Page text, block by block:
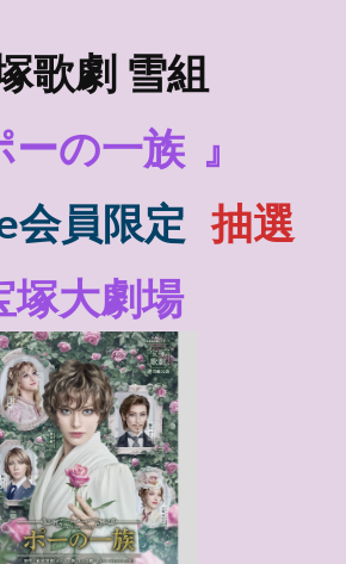
歌劇 雪組
ーの一族 』
会員限定 抽選
塚大劇場